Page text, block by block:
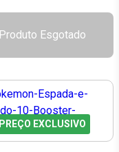
Produto Esgotado
PREÇO EXCLUSIVO